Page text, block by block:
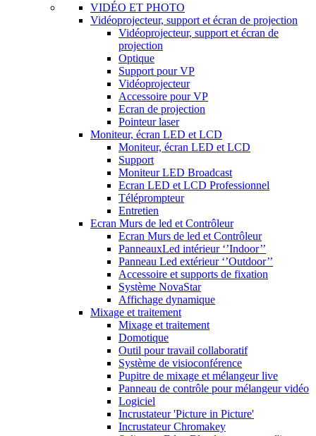
VIDÉO ET PHOTO
Vidéoprojecteur, support et écran de projection
Vidéoprojecteur, support et écran de
projection
Optique
Support pour VP
Vidéoprojecteur
Accessoire pour VP
Ecran de projection
Pointeur laser
Moniteur, écran LED et LCD
Moniteur, écran LED et LCD
Support
Moniteur LED Broadcast
Ecran LED et LCD Professionnel
Téléprompteur
Entretien
Ecran Murs de led et Contrôleur
Ecran Murs de led et Contrôleur
PanneauxLed intérieur ‘’Indoor’’
Panneau Led extérieur ‘’Outdoor’’
Accessoire et supports de fixation
Système NovaStar
Affichage dynamique
Mixage et traitement
Mixage et traitement
Domotique
Outil pour travail collaboratif
Système de visioconférence
Pupitre de mixage et mélangeur live
Panneau de contrôle pour mélangeur vidéo
Logiciel
Incrustateur 'Picture in Picture'
Incrustateur Chromakey